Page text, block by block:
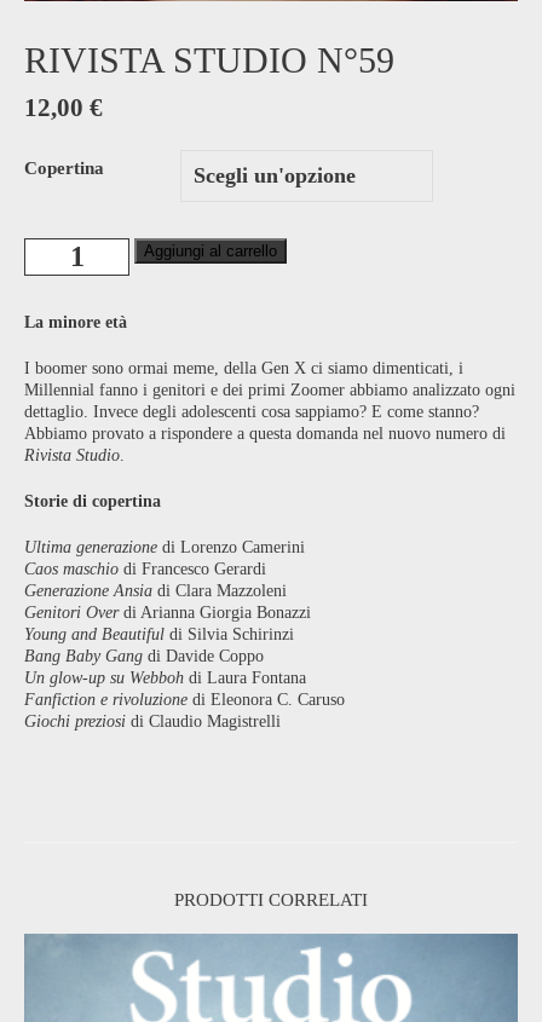
RIVISTA STUDIO N°59
12,00 €
La minore età
I boomer sono ormai meme, della Gen X ci siamo dimenticati, i
Millennial fanno i genitori e dei primi Zoomer abbiamo analizzato ogni
dettaglio. Invece degli adolescenti cosa sappiamo? E come stanno?
Abbiamo provato a rispondere a questa domanda nel nuovo numero di
Rivista Studio
Storie di copertina
Ultima generazione di Lorenzo Camerini
Caos maschio di Francesco Gerardi
Generazione Ansia di Clara Mazzoleni
Genitori Overdi Arianna Giorgia Bonazzi
Young and Beautiful di Silvia Schirinzi
Bang Baby Gang di Davide Coppo
Un glow-up su Webboh di Laura Fontana
Fanfiction e rivoluzione di Eleonora C. Caruso
Giochi preziosi di Claudio Magistrelli
Copertina
Rivista
N°59
Aggiungi al carrello
PRODOTTI CORRELATI